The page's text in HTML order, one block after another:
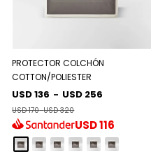
PROTECTOR COLCHÓN
COTTON/POLIESTER
USD 136 - USD 256
USD 170-USD 320
USD116